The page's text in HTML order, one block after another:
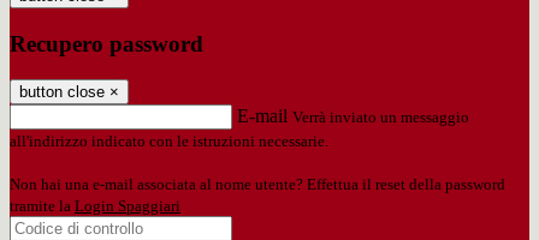
Recupero password
button close ×
E-mail Verrà inviato un messaggio
all'indirizzo indicato con le istruzioni necessarie.
Non hai una e-mail associata al nome utente? Effettua il reset della password
tramite la Login Spaggiari